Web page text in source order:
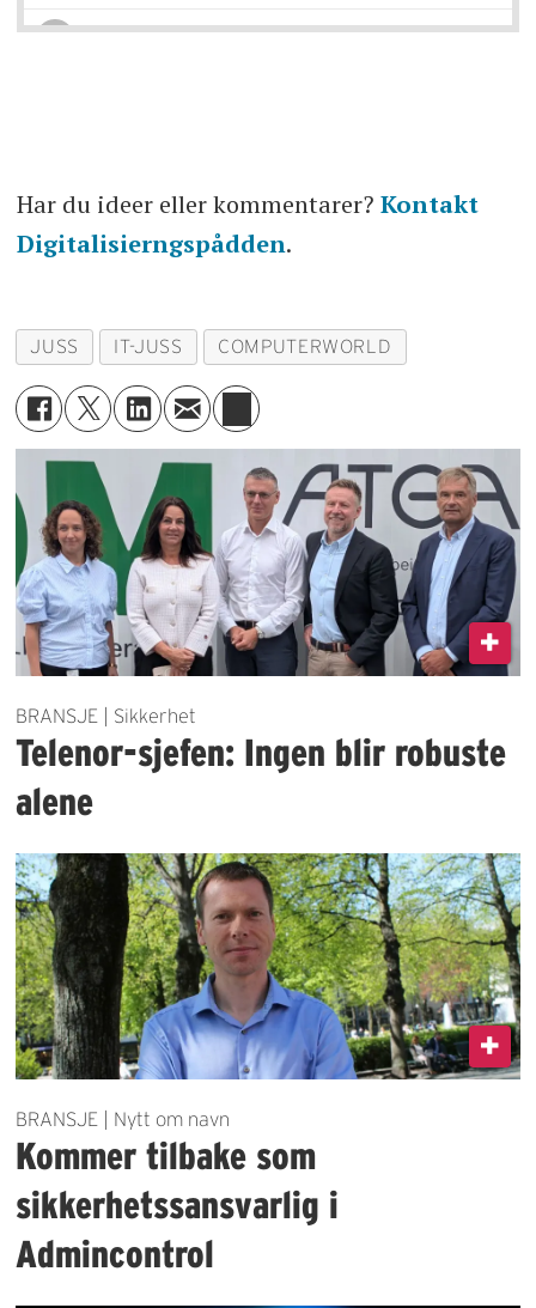
Har du ideer eller kommentarer? Kontakt
Digitalisierngspådden.
JUSS IT-JUSS COMPUTERWORLD
BRANSJE | Sikkerhet
Telenor-sjefen: Ingen blir robuste
alene
BRANSJE | Nytt om navn
Kommer tilbake som
sikkerhetssansvarlig i
Admincontrol